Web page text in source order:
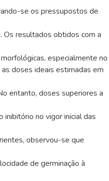
se os pressupostos de
Os resultados obtidos com a
especialmente no
doses ideais estimadas em
entanto, doses superiores a
inibitório no vigor inicial das
observou-se que
de germinação à